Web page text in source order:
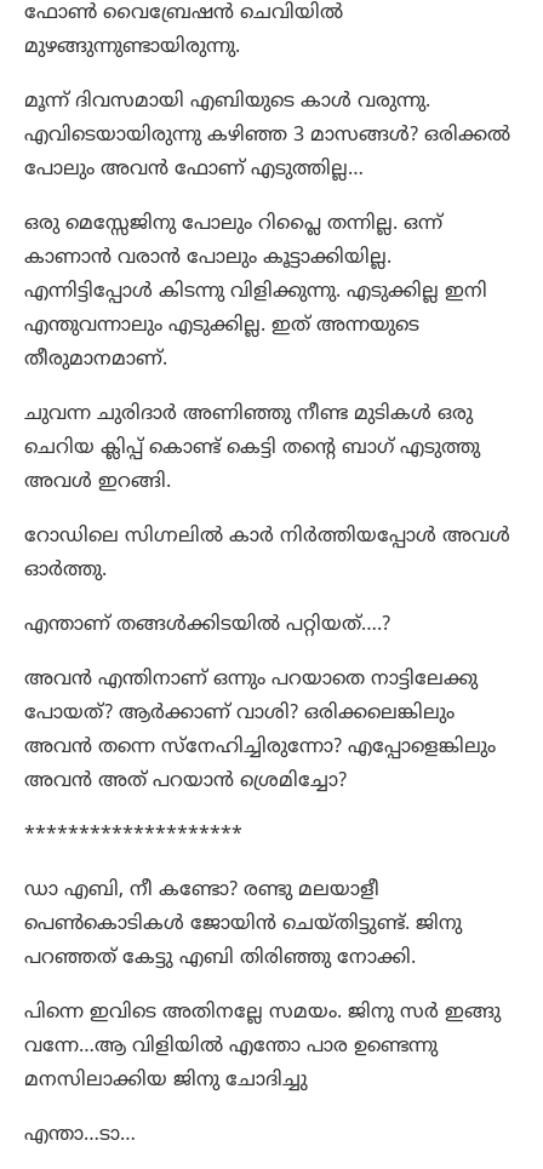
ഫോൺ വൈബ്രേഷൻ ചെവിയിൽ
മുഴങ്ങുന്നുണ്ടായിരുന്നു.
മൂന്ന് ദിവസമായി എബിയുടെ കാൾ വരുന്നു.
എവിടെയായിരുന്നു കഴിഞ്ഞ 3 മാസങ്ങൾ? ഒരിക്കൽ
പോലും അവൻ ഫോണ് എടുത്തില്ല…
ഒരു മെസ്സേജിനു പോലും റിപ്ലൈ തന്നില്ല. ഒന്ന്
കാണാൻ വരാൻ പോലും കൂട്ടാക്കിയില്ല.
എന്നിട്ടിപ്പോൾ കിടന്നു വിളിക്കുന്നു. എടുക്കില്ല ഇനി
എന്തുവന്നാലും എടുക്കില്ല. ഇത് അന്നയുടെ
തീരുമാനമാണ്.
ചുവന്ന ചുരിദാർ അണിഞ്ഞു നീണ്ട മുടികൾ ഒരു
ചെറിയ ക്ലിപ്പ് കൊണ്ട് കെട്ടി തന്റെ ബാഗ് എടുത്തു
അവൾ ഇറങ്ങി.
റോഡിലെ സിഗ്നലിൽ കാർ നിർത്തിയപ്പോൾ അവൾ
ഓർത്തു.
എന്താണ് തങ്ങൾക്കിടയിൽ പറ്റിയത്….?
അവൻ എന്തിനാണ് ഒന്നും പറയാതെ നാട്ടിലേക്കു
പോയത്? ആർക്കാണ് വാശി? ഒരിക്കലെങ്കിലും
അവൻ തന്നെ സ്നേഹിച്ചിരുന്നോ? എപ്പോളെങ്കിലും
അവൻ അത് പറയാൻ ശ്രെമിച്ചോ?
********************
ഡാ എബി, നീ കണ്ടോ? രണ്ടു മലയാളീ
പെൺകൊടികൾ ജോയിൻ ചെയ്തിട്ടുണ്ട്. ജിനു
പറഞ്ഞത് കേട്ടു എബി തിരിഞ്ഞു നോക്കി.
പിന്നെ ഇവിടെ അതിനല്ലേ സമയം. ജിനു സർ ഇങ്ങു
വന്നേ…ആ വിളിയിൽ എന്തോ പാര ഉണ്ടെന്നു
മനസിലാക്കിയ ജിനു ചോദിച്ചു
എന്താ…ടാ…